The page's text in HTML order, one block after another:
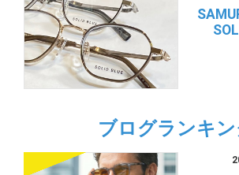
ブログランキ